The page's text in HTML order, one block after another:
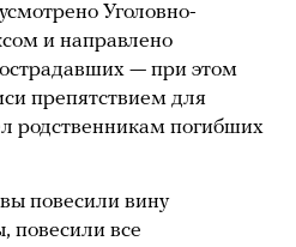
Уголовно-
и направлено
— при этом
препятствием для
родственникам погибших
повесили вину
повесили все